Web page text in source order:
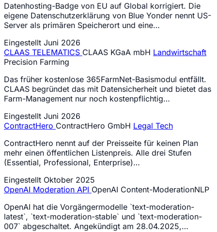
Datenhosting-Badge von EU auf Global korrigiert. Die
eigene Datenschutzerklärung von Blue Yonder nennt US-
Server als primären Speicherort und eine…
Eingestellt Juni 2026
CLAAS TELEMATICS CLAAS KGaA mbH Landwirtschaft
Precision Farming
Das früher kostenlose 365FarmNet-Basismodul entfällt.
CLAAS begründet das mit Datensicherheit und bietet das
Farm-Management nur noch kostenpflichtig…
Eingestellt Juni 2026
ContractHero ContractHero GmbH Legal Tech
ContractHero nennt auf der Preisseite für keinen Plan
mehr einen öffentlichen Listenpreis. Alle drei Stufen
(Essential, Professional, Enterprise)…
Eingestellt Oktober 2025
OpenAI Moderation API OpenAI Content-ModerationNLP
OpenAI hat die Vorgängermodelle `text-moderation-
latest`, `text-moderation-stable` und `text-moderation-
007` abgeschaltet. Angekündigt am 28.04.2025,…